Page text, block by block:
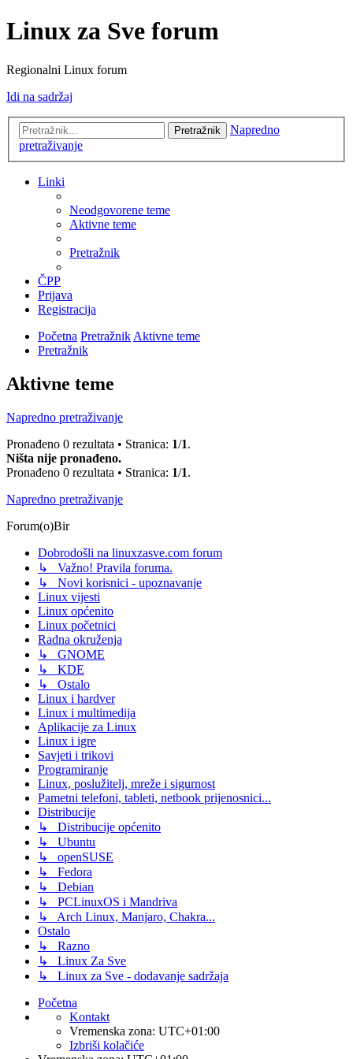
Linux za Sve forum
Regionalni Linux forum
Idi na sadržaj
Pretražnik
Napredno
pretraživanje
Linki
Neodgovorene teme
Aktivne teme
Pretražnik
ČPP
Prijava
Registracija
Početna PretražnikAktivne teme
Pretražnik
Aktivne teme
Napredno pretraživanje
Pronađeno 0 rezultata • Stranica: 1/1.
Ništa nije pronađeno.
Pronađeno 0 rezultata • Stranica: 1/1.
Napredno pretraživanje
Forum(o)Bir
Dobrodošli na linuxzasve.com forum
↳ Važno! Pravila foruma.
↳ Novi korisnici - upoznavanje
Linux vijesti
Linux općenito
Linux početnici
Radna okruženja
↳ GNOME
↳ KDE
↳ Ostalo
Linux i hardver
Linux i multimedija
Aplikacije za Linux
Linux i igre
Savjeti i trikovi
Programiranje
Linux, poslužitelj, mreže i sigurnost
Pametni telefoni, tableti, netbook prijenosnici...
Distribucije
↳ Distribucije općenito
↳ Ubuntu
↳ openSUSE
↳ Fedora
↳ Debian
↳ PCLinuxOS i Mandriva
↳ Arch Linux, Manjaro, Chakra...
Ostalo
↳ Razno
↳ Linux Za Sve
↳ Linux za Sve - dodavanje sadržaja
Početna
Kontakt
Vremenska zona: UTC+01:00
Izbriši kolačiće